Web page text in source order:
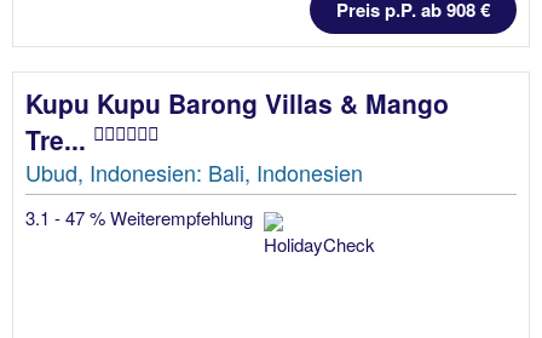
Preis p.P. ab 908 €
Kupu Kupu Barong Villas & Mango
Tre...
Ubud, Indonesien: Bali, Indonesien
3.1 - 47 % Weiterempfehlung